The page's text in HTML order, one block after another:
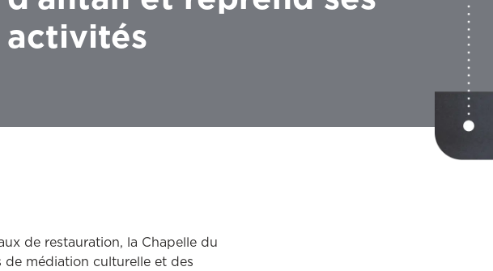
activités
de restauration, la Chapelle du
de médiation culturelle et des